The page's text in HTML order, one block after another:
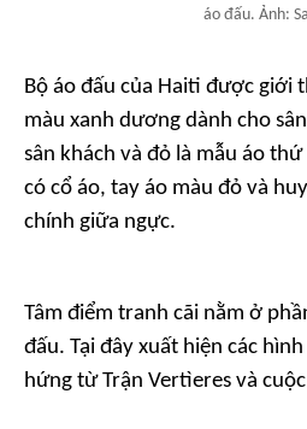
áo đấu. Ảnh:
Bộ áo đấu của Haiti được giới
màu xanh dương dành cho
sân khách và đỏ là mẫu áo
có cổ áo, tay áo màu đỏ và
chính giữa ngực.
Tâm điểm tranh cãi nằm ở
đấu. Tại đây xuất hiện các
hứng từ Trận Vertìeres và